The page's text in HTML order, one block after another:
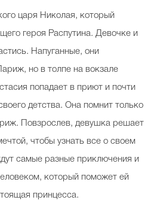
царя Николая, который
героя Распутина. Девочке и
Напуганные, они
но в толпе на вокзале
попадает в приют и почти
детства. Она помнит только
Повзрослев, девушка решает
чтобы узнать все о своем
самые разные приключения и
который поможет ей
принцесса.